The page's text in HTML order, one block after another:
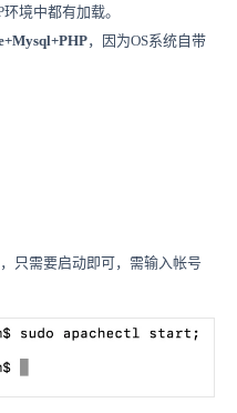
境中都有加载。
，因为OS系统自带
只需要启动即可，需输入帐号